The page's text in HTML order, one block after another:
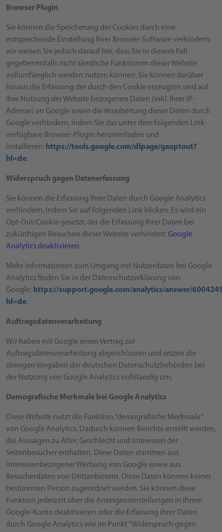
Browser Plugin
Sie können die Speicherung der Cookies durch eine
entsprechende Einstellung Ihrer Browser-Software verhindern;
wir weisen Sie jedoch darauf hin, dass Sie in diesem Fall
gegebenenfalls nicht sämtliche Funktionen dieser Website
vollumfänglich werden nutzen können. Sie können darüber
hinaus die Erfassung der durch den Cookie erzeugten und auf
Ihre Nutzung der Website bezogenen Daten (inkl. Ihrer IP-
Adresse) an Google sowie die Verarbeitung dieser Daten durch
Google verhindern, indem Sie das unter dem folgenden Link
verfügbare Browser-Plugin herunterladen und
installieren: https://tools.google.com/dlpage/gaoptout?
hl=de.
Widerspruch gegen Datenerfassung
Sie können die Erfassung Ihrer Daten durch Google Analytics
verhindern, indem Sie auf folgenden Link klicken. Es wird ein
Opt-Out-Cookie gesetzt, der die Erfassung Ihrer Daten bei
zukünftigen Besuchen dieser Website verhindert:Google
Analytics deaktivieren.
Mehr Informationen zum Umgang mit Nutzerdaten bei Google
Analytics finden Sie in der Datenschutzerklärung von
Google: https://support.google.com/analytics/answer/
hl=de.
Auftragsdatenverarbeitung
Wir haben mit Google einen Vertrag zur
Auftragsdatenverarbeitung abgeschlossen und setzen die
strengen Vorgaben der deutschen Datenschutzbehörden bei
der Nutzung von Google Analytics vollständig um.
Demografische Merkmale bei Google Analytics
Diese Website nutzt die Funktion “demografische Merkmale”
von Google Analytics. Dadurch können Berichte erstellt werden,
die Aussagen zu Alter, Geschlecht und Interessen der
Seitenbesucher enthalten. Diese Daten stammen aus
interessenbezogener Werbung von Google sowie aus
Besucherdaten von Drittanbietern. Diese Daten können keiner
bestimmten Person zugeordnet werden. Sie können diese
Funktion jederzeit über die Anzeigeneinstellungen in Ihrem
Google-Konto deaktivieren oder die Erfassung Ihrer Daten
durch Google Analytics wie im Punkt “Widerspruch gegen